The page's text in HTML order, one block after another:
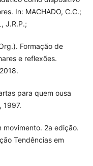
In: MACHADO, C.C.;
J.R.P.;
Formação de
e reflexões.
para quem ousa
1997.
movimento. 2a edição.
Tendências em